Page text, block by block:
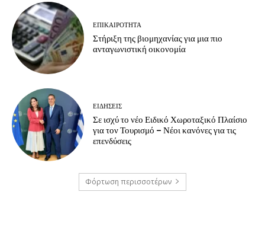
ΕΠΙΚΑΙΡΟΤΗΤΑ
Στήριξη της βιομηχανίας για μια πιο
ανταγωνιστική οικονομία
ΕΙΔΗΣΕΙΣ
Σε ισχύ το νέο Ειδικό Χωροταξικό Πλαίσιο
για τον Τουρισμό – Νέοι κανόνες για τις
επενδύσεις
Φόρτωση περισσοτέρων